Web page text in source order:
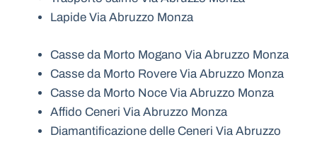
Lapide Via Abruzzo Monza
Casse da Morto Mogano Via Abruzzo Monza
Casse da Morto Rovere Via Abruzzo Monza
Casse da Morto Noce Via Abruzzo Monza
Affido Ceneri Via Abruzzo Monza
Diamantificazione delle Ceneri Via Abruzzo